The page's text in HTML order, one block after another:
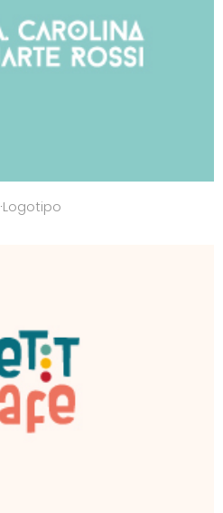
·Logotipo